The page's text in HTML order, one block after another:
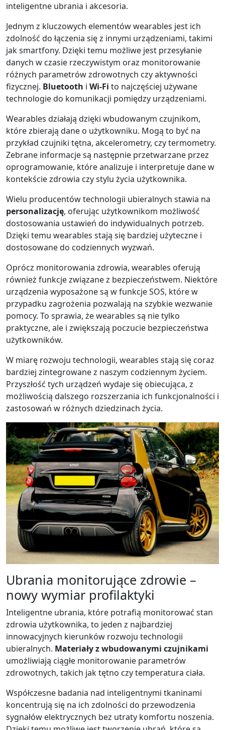
inteligentne ubrania i akcesoria.
Jednym z kluczowych elementów wearables jest ich
zdolność do łączenia się z innymi urządzeniami, takimi
jak smartfony. Dzięki temu możliwe jest przesyłanie
danych w czasie rzeczywistym oraz monitorowanie
różnych parametrów zdrowotnych czy aktywności
fizycznej. Bluetooth i Wi-Fi to najczęściej używane
technologie do komunikacji pomiędzy urządzeniami.
Wearables działają dzięki wbudowanym czujnikom,
które zbierają dane o użytkowniku. Mogą to być na
przykład czujniki tętna, akcelerometry, czy termometry.
Zebrane informacje są następnie przetwarzane przez
oprogramowanie, które analizuje i interpretuje dane w
kontekście zdrowia czy stylu życia użytkownika.
Wielu producentów technologii ubieralnych stawia na
personalizację, oferując użytkownikom możliwość
dostosowania ustawień do indywidualnych potrzeb.
Dzięki temu wearables stają się bardziej użyteczne i
dostosowane do codziennych wyzwań.
Oprócz monitorowania zdrowia, wearables oferują
również funkcje związane z bezpieczeństwem. Niektóre
urządzenia wyposażone są w funkcje SOS, które w
przypadku zagrożenia pozwalają na szybkie wezwanie
pomocy. To sprawia, że wearables są nie tylko
praktyczne, ale i zwiększają poczucie bezpieczeństwa
użytkowników.
W miarę rozwoju technologii, wearables stają się coraz
bardziej zintegrowane z naszym codziennym życiem.
Przyszłość tych urządzeń wydaje się obiecująca, z
możliwością dalszego rozszerzania ich funkcjonalności i
zastosowań w różnych dziedzinach życia.
Ubrania monitorujące zdrowie –
nowy wymiar profilaktyki
Inteligentne ubrania, które potrafią monitorować stan
zdrowia użytkownika, to jeden z najbardziej
innowacyjnych kierunków rozwoju technologii
ubieralnych. Materiały z wbudowanymi czujnikami
umożliwiają ciągłe monitorowanie parametrów
zdrowotnych, takich jak tętno czy temperatura ciała.
Współczesne badania nad inteligentnymi tkaninami
koncentrują się na ich zdolności do przewodzenia
sygnałów elektrycznych bez utraty komfortu noszenia.